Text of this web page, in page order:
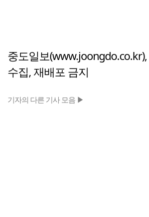
중도일보
수집, 재배포 금지
기자의 다른 기사 모음 ▶